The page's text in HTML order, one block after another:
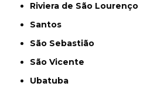
Riviera de São Lourenço
Santos
São Sebastião
São Vicente
Ubatuba